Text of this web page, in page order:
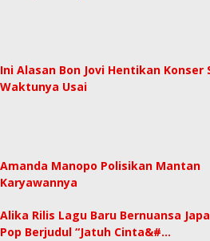
Ini Alasan Bon Jovi Hentikan Konser
Waktunya Usai
Amanda Manopo Polisikan Mantan
Karyawannya
Alika Rilis Lagu Baru Bernuansa
Pop Berjudul “Jatuh Cinta&#…